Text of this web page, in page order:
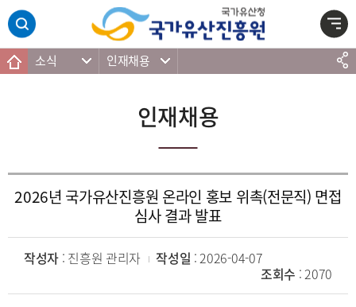
본문 바로가기
주메뉴 바로가기
하단 바로가기
소식 인재채용
인재채용
2026년 국가유산진흥원 온라인 홍보 위촉(전문직) 면접
심사 결과 발표
작성자 : 진흥원 관리자 작성일 : 2026-04-07
조회수 : 2070